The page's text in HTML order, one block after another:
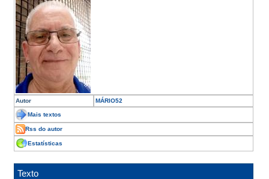
Autor MÁRIO52
Mais textos
Rss do autor
Estatísticas
Texto